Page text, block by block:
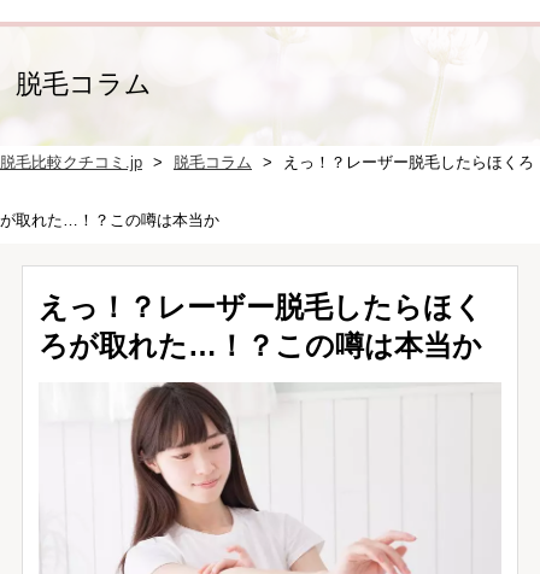
脱毛コラム
脱毛比較クチコミ.jp 脱毛コラム えっ！？レーザー脱毛したらほくろ
が取れた…！？この噂は本当か
えっ！？レーザー脱毛したらほく
ろが取れた…！？この噂は本当か